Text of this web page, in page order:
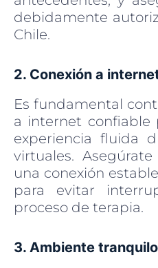
debidamente
Chile.
2. Conexión a
Es fundamental
a internet confiable
experiencia fluida
virtuales.
una conexión
para evitar
proceso de terapia.
3. Ambiente